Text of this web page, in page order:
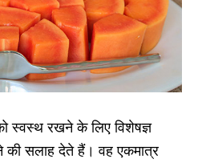
स्वस्थ रखने के लिए विशेषज्ञ
की सलाह देते हैं। वह एकमात्र